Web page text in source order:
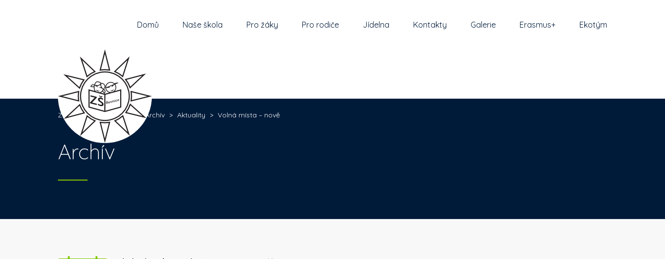
Domů Naše škola Pro žáky Pro rodiče Jídelna Kontakty Galerie Erasmus+ Ekotým
Základní škola Řevnice > Archív > Aktuality > Volná místa – nově
Archív